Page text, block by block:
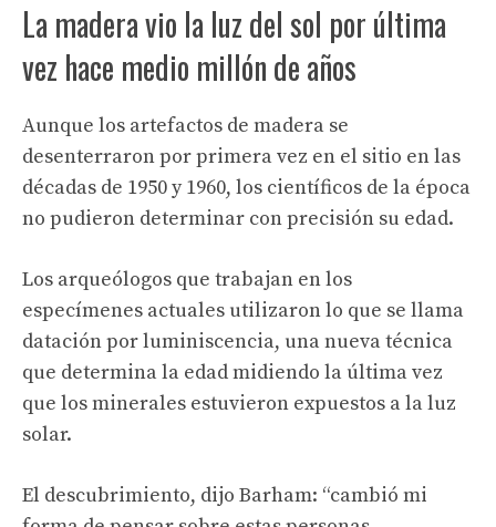
La madera vio la luz del sol por última
vez hace medio millón de años
Aunque los artefactos de madera se
desenterraron por primera vez en el sitio en las
décadas de 1950 y 1960, los científicos de la época
no pudieron determinar con precisión su edad.
Los arqueólogos que trabajan en los
especímenes actuales utilizaron lo que se llama
datación por luminiscencia, una nueva técnica
que determina la edad midiendo la última vez
que los minerales estuvieron expuestos a la luz
solar.
El descubrimiento, dijo Barham: “cambió mi